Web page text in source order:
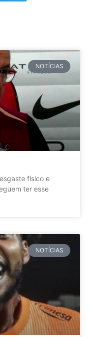
NOTÍCIAS
físico e
ter esse
NOTÍCIAS